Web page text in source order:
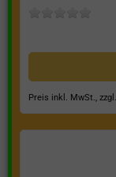
Preis inkl. MwSt.,